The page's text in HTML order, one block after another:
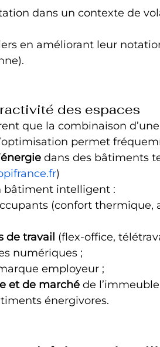
dans un contexte de
en améliorant leur
des espaces
que la combinaison
permet
dans des bâtiments
)
bâtiment intelligent :
(confort thermique,
de travail (flex-office,
numériques ;
employeur ;
et de marché de
énergivores.